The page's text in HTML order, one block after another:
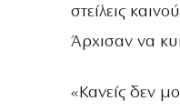
στείλεις
Άρχισαν να
«Κανείς δεν